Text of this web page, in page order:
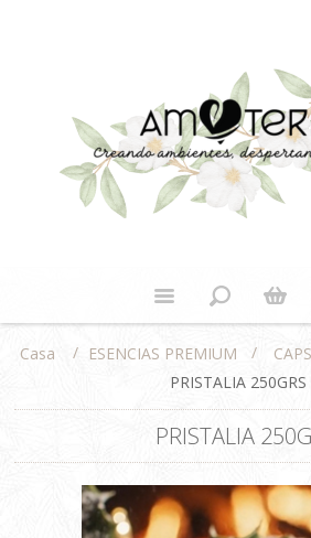
Casa / ESENCIAS PREMIUM /
PRISTALIA 250GRS
PRISTALIA